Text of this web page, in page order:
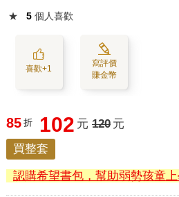
★ 5 個人喜歡
喜歡+1
寫評價
賺金幣
85 折 102 元 120 元
買整套
認購希望書包，幫助弱勢孩童上